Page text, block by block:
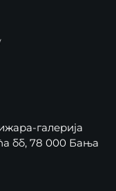
галерија
бб, 78 000 Бања